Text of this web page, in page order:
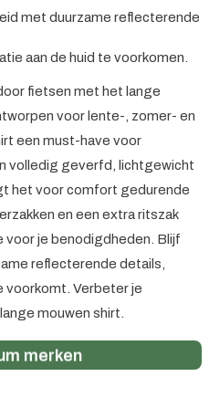
met duurzame reflecterende
aan de huid te voorkomen.
fietsen met het lange
voor lente-, zomer- en
een must-have voor
volledig geverfd, lichtgewicht
het voor comfort gedurende
en een extra ritszak
voor je benodigdheden. Blijf
reflecterende details,
voorkomt. Verbeter je
mouwen shirt.
advies
in België vanaf €100
merken